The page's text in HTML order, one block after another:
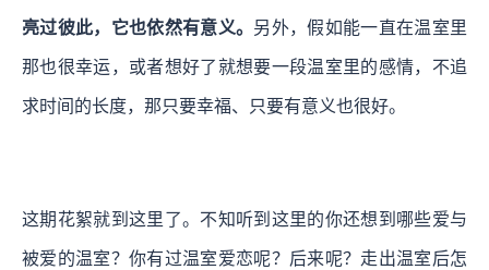
亮过彼此，它也依然有意义。 另外，假如能一直在温室里
那也很幸运，或者想好了就想要一段温室里的感情，不追
求时间的长度，那只要幸福、只要有意义也很好。
这期花絮就到这里了。不知听到这里的你还想到哪些爱与
被爱的温室？你有过温室爱恋呢？后来呢？走出温室后怎